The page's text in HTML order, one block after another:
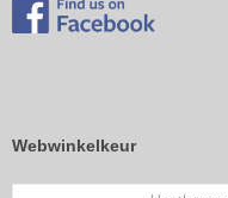
Webwinkelkeur